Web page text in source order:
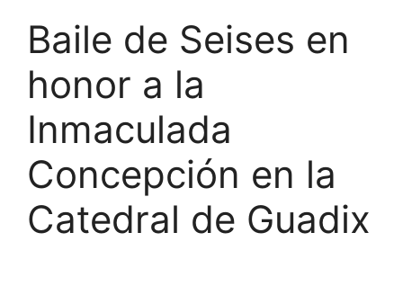
Baile de Seises en
honor a la
Inmaculada
Concepción en la
Catedral de Guadix